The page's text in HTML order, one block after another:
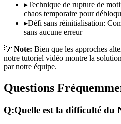
▸Technique de rupture de
chaos temporaire pour
▸Défi sans réinitialisation:
sans aucune erreur
💡 Note: Bien que les approches
notre tutoriel vidéo montre la
par notre équipe.
Questions
Q:Quelle est la difficulté du